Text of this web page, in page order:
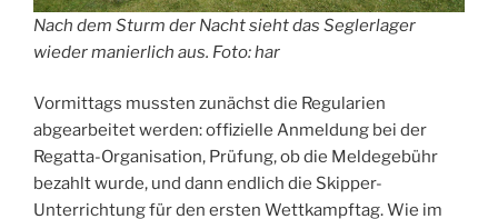
Nach dem Sturm der Nacht sieht das Seglerlager
wieder manierlich aus. Foto: har
Vormittags mussten zunächst die Regularien
abgearbeitet werden: offizielle Anmeldung bei der
Regatta-Organisation, Prüfung, ob die Meldegebühr
bezahlt wurde, und dann endlich die Skipper-
Unterrichtung für den ersten Wettkampftag. Wie im